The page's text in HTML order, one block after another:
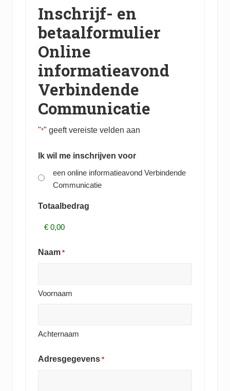
Inschrijf- en
betaalformulier
Online
informatieavond
Verbindende
Communicatie
"*" geeft vereiste velden aan
Ik wil me inschrijven voor
een online informatieavond Verbindende
Communicatie
Totaalbedrag
Naam *
Voornaam
Achternaam
Adresgegevens *